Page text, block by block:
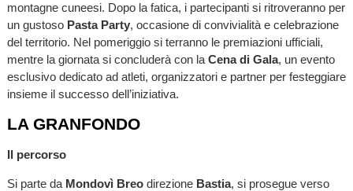
montagne cuneesi. Dopo la fatica, i partecipanti si ritroveranno per
un gustoso Pasta Party, occasione di convivialità e celebrazione
del territorio. Nel pomeriggio si terranno le premiazioni ufficiali,
mentre la giornata si concluderà con la Cena di Gala, un evento
esclusivo dedicato ad atleti, organizzatori e partner per festeggiare
insieme il successo dell’iniziativa.
LA GRANFONDO
Il percorso
Si parte da Mondovì Breodirezione Bastia, si prosegue verso